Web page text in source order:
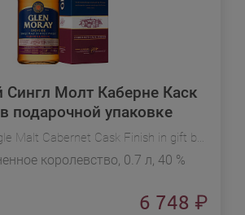
Сингл Молт Каберне Каск
подарочной упаковке
Glen Moray Single Malt Cabernet Cask Finish in gift box
королевство, 0.7 л, 40 %
6 748 ₽